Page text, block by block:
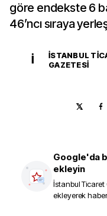
göre endekste 6
46’ncı sıraya
İ
İSTANBUL
GAZETESI
Google'da
ekleyin
İstanbul Ticaret
ekleyerek